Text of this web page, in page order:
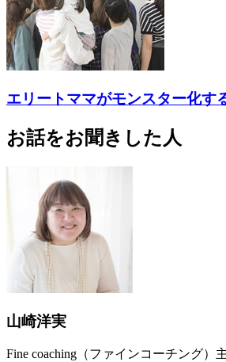
エリートママがモンスター化す
お話をお聞きした人
山崎洋実
Fine coaching（ファインコーチング）